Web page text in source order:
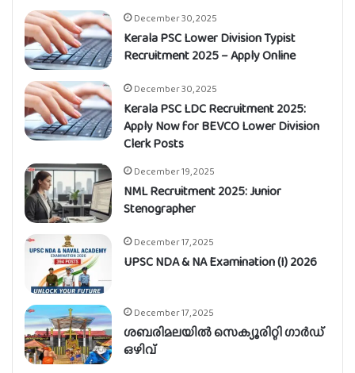
December 30, 2025
Kerala PSC Lower Division Typist
Recruitment 2025 – Apply Online
December 30, 2025
Kerala PSC LDC Recruitment 2025:
Apply Now for BEVCO Lower Division
Clerk Posts
December 19, 2025
NML Recruitment 2025: Junior
Stenographer
December 17, 2025
UPSC NDA & NA Examination (I) 2026
December 17, 2025
ശബരിമലയിൽ സെക്യൂരിറ്റി ഗാർഡ്
ഒഴിവ്